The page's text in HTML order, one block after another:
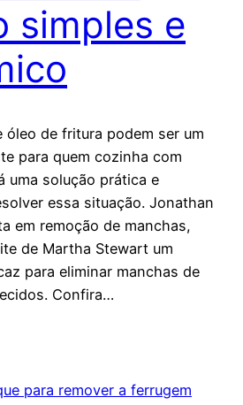
simples e
óleo de fritura podem ser um
para quem cozinha com
uma solução prática e
essa situação. Jonathan
em remoção de manchas,
de Martha Stewart um
para eliminar manchas de
Confira…